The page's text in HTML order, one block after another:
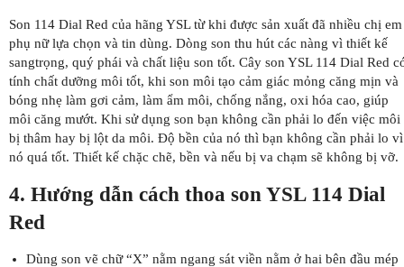
Son 114 Dial Red của hãng YSL từ khi được sản xuất đã nhiều chị em
phụ nữ lựa chọn và tin dùng. Dòng son thu hút các nàng vì thiết kế
sangtrọng, quý phái và chất liệu son tốt. Cây son YSL 114 Dial Red
tính chất dưỡng môi tốt, khi son môi tạo cảm giác mỏng căng mịn và
bóng nhẹ làm gơi cảm, làm ẩm môi, chống nắng, oxi hóa cao, giúp
môi căng mướt. Khi sử dụng son bạn không cần phải lo đến việc môi
bị thâm hay bị lột da môi. Độ bền của nó thì bạn không cần phải lo vì
nó quá tốt. Thiết kế chặc chẽ, bền và nếu bị va chạm sẽ không bị vỡ.
4. Hướng dẫn cách thoa son YSL 114 Dial
Red
Dùng son vẽ chữ “X” nằm ngang sát viền nằm ở hai bên đầu mép